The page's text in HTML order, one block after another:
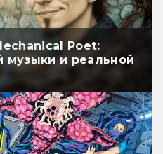
Poet:
музыки и реальной